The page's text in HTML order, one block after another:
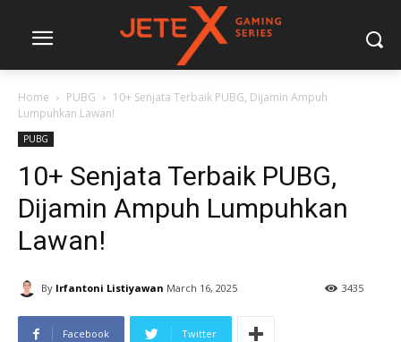
Home PUBG
10+ Senjata Terbaik PUBG, Dijamin Ampuh
Lumpuhkan Lawan!
PUBG
10+ Senjata Terbaik PUBG,
Dijamin Ampuh Lumpuhkan
Lawan!
By Irfantoni Listiyawan March 16, 2025 3435
Facebook Twitter